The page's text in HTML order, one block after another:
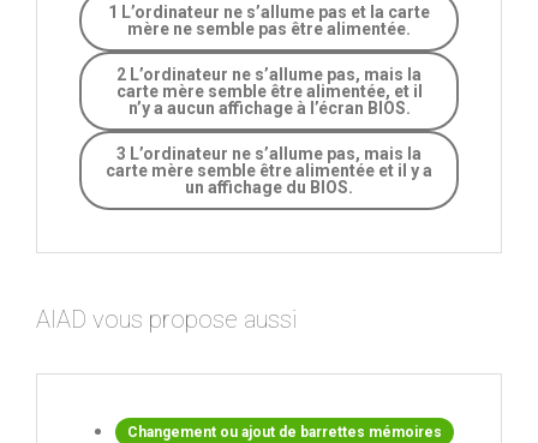
1 L’ordinateur ne s’allume pas et la carte
mère ne semble pas être alimentée.
2 L’ordinateur ne s’allume pas, mais la
carte mère semble être alimentée, et il
n’y a aucun affichage à l’écran BIOS.
3 L’ordinateur ne s’allume pas, mais la
carte mère semble être alimentée et il y a
un affichage du BIOS.
AIAD vous propose aussi
Changement ou ajout de barrettes mémoires